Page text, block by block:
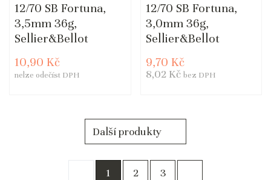
12/70 SB Fortuna,
3,5mm 36g,
Sellier&Bellot
10,90 Kč
nelze odečíst DPH
12/70 SB Fortuna,
3,0mm 36g,
Sellier&Bellot
9,70 Kč
8,02 Kč bez DPH
Další produkty
1 2 3